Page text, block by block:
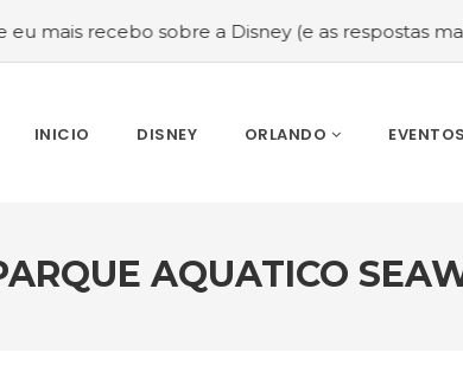
sobre a Disney (e as respostas mais
INICIO DISNEY ORLANDO
AQUATICO